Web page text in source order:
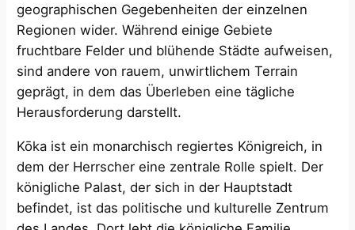
geographischen Gegebenheiten der einzelnen
Regionen wider. Während einige Gebiete
fruchtbare Felder und blühende Städte aufweisen,
sind andere von rauem, unwirtlichem Terrain
geprägt, in dem das Überleben eine tägliche
Herausforderung darstellt.
Kōka ist ein monarchisch regiertes Königreich, in
dem der Herrscher eine zentrale Rolle spielt. Der
königliche Palast, der sich in der Hauptstadt
befindet, ist das politische und kulturelle Zentrum